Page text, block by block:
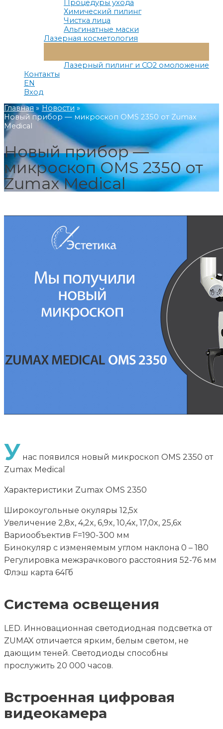
Процедуры ухода
Химический пилинг
Чистка лица
Альгинатные маски
Лазерная косметология
Меню
Лазерный пилинг и СО2 омоложение
Контакты
EN
Вход
Главная
Новости
Новый прибор — микроскоп OMS 2350 от Zumax
Medical
Новый прибор —
микроскоп OMS 2350 от
Zumax Medical
У нас появился новый микроскоп OMS 2350 от
Zumax Medical
Характеристики Zumax OMS 2350
Широкоугольные окуляры 12,5x
Увеличение 2,8x, 4,2x, 6,9x, 10,4x, 17,0x, 25,6x
Вариообъектив F=190-300 мм
Бинокуляр с изменяемым углом наклона 0 – 180
Регулировка межзрачкового расстояния 52-76 мм
Флэш карта 64Гб
Система освещения
LED. Инновационная светодиодная подсветка от
ZUMAX отличается ярким, белым светом, не
дающим теней. Светодиоды способны
прослужить 20 000 часов.
Встроенная цифровая
видеокамера